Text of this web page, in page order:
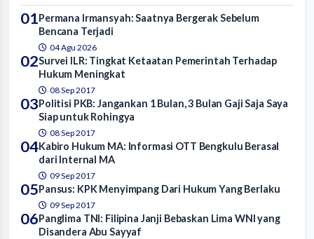
01Permana Irmansyah: Saatnya Bergerak Sebelum
Bencana Terjadi
04 Agu 2026
02Survei ILR: Tingkat Ketaatan Pemerintah Terhadap
Hukum Meningkat
08 Sep 2017
03Politisi PKB: Jangankan 1 Bulan, 3 Bulan Gaji Saja Saya
Siap untuk Rohingya
08 Sep 2017
04Kabiro Hukum MA: Informasi OTT Bengkulu Berasal
dari Internal MA
09 Sep 2017
05Pansus: KPK Menyimpang Dari Hukum Yang Berlaku
09 Sep 2017
06Panglima TNI: Filipina Janji Bebaskan Lima WNI yang
Disandera Abu Sayyaf